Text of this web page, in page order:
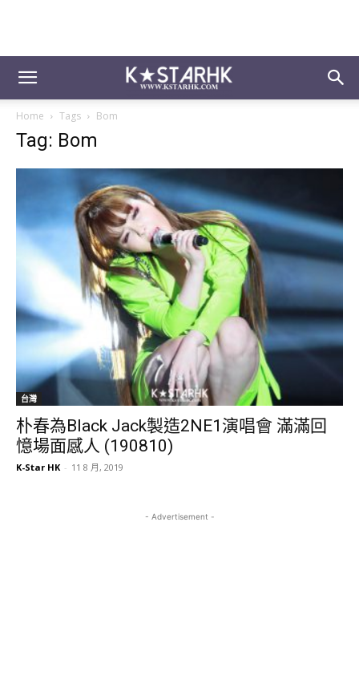
Home Tags Bom
Tag: Bom
台灣
朴春為Black Jack製造2NE1演唱會 滿滿回
憶場面感人 (190810)
K-Star HK - 11 8 月, 2019
- Advertisement -